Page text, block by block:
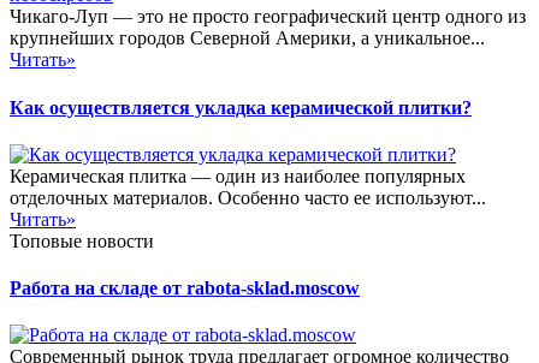
Чикаго-Луп — это не просто географический центр одного из
крупнейших городов Северной Америки, а уникальное...
Читать»
Как осуществляется укладка керамической плитки?
Керамическая плитка — один из наиболее популярных
отделочных материалов. Особенно часто ее используют...
Читать»
Топовые новости
Работа на складе от rabota-sklad.moscow
Современный рынок труда предлагает огромное количество